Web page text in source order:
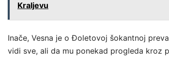
Kraljevu
Inače, Vesna je o Đoletovoj šokantnoj
vidi sve, ali da mu ponekad progleda kroz